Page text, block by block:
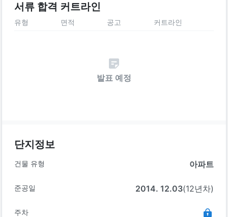
서류 합격 커트라인
유형 면적 공고 커트라인
발표 예정
단지정보
건물 유형 아파트
준공일 2014. 12.03(12년차)
주차